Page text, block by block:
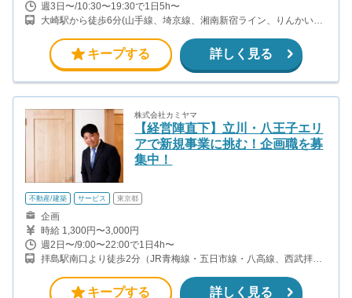
週3日〜/10:30〜19:30で1日5h〜
大崎駅から徒歩6分(山手線、埼京線、湘南新宿ライン、りんかい線)
路駅から徒歩2分(東急池上線)
キープする 詳しく見る
株式会社カミヤマ
【経営陣直下】立川・八王子エリ
アで新規事業に挑む！企画職を募
集中！
不動産/建築 サービス 東京都
企画
時給 1,300円〜3,000円
週2日〜/9:00〜22:00で1日4h〜
拝島駅南口より徒歩2分（JR青梅線・五日市線・八高線、西武拝島
キープする 詳しく見る